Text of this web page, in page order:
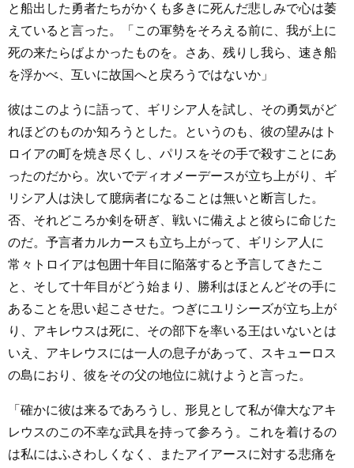
と船出した勇者たちがかくも多きに死んだ悲しみで心は萎
えていると言った。「この軍勢をそろえる前に、我が上に
死の来たらばよかったものを。さあ、残りし我ら、速き船
を浮かべ、互いに故国へと戻ろうではないか」
彼はこのように語って、ギリシア人を試し、その勇気がど
れほどのものか知ろうとした。というのも、彼の望みはト
ロイアの町を焼き尽くし、パリスをその手で殺すことにあ
ったのだから。次いでディオメーデースが立ち上がり、ギ
リシア人は決して臆病者になることは無いと断言した。
否、それどころか剣を研ぎ、戦いに備えよと彼らに命じた
のだ。予言者カルカースも立ち上がって、ギリシア人に
常々トロイアは包囲十年目に陥落すると予言してきたこ
と、そして十年目がどう始まり、勝利はほとんどその手に
あることを思い起こさせた。つぎにユリシーズが立ち上が
り、アキレウスは死に、その部下を率いる王はいないとは
いえ、アキレウスには一人の息子があって、スキューロス
の島におり、彼をその父の地位に就けようと言った。
「確かに彼は来るであろうし、形見として私が偉大なアキ
レウスのこの不幸な武具を持って参ろう。これを着けるの
は私にはふさわしくなく、またアイアースに対する悲痛を